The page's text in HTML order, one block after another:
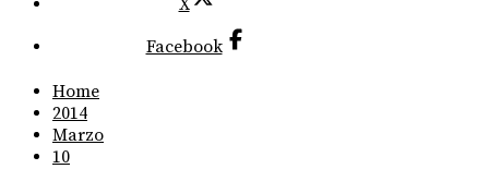
X
Facebook
Home
2014
Marzo
10